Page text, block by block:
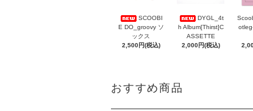
SCOOBI
E DO_groovy ソ
ックス
2,500円(税込)
DYGL_4t
h Album[Thirst]C
ASSETTE
2,000円(税込)
おすすめ商品